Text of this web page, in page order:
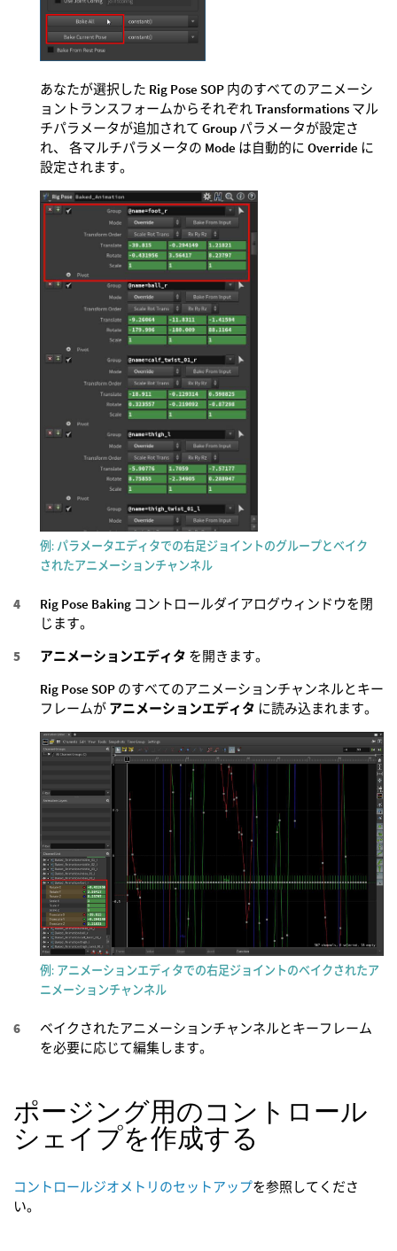
あなたが選択した Rig Pose SOP 内のすべてのアニメーシ
ョントランスフォームからそれぞれTransformations マル
チパラメータが追加されて Group パラメータが設定さ
れ、 各マルチパラメータの Mode は自動的に Override に
設定されます。
例: パラメータエディタでの右足ジョイントのグループとベイク
されたアニメーションチャンネル
Rig Pose Baking コントロールダイアログウィンドウを閉
じます。
アニメーションエディタ を開きます。
Rig Pose SOP のすべてのアニメーションチャンネルとキー
フレームが アニメーションエディタ に読み込まれます。
例: アニメーションエディタでの右足ジョイントのベイクされたア
ニメーションチャンネル
ベイクされたアニメーションチャンネルとキーフレーム
を必要に応じて編集します。
ポージング用のコントロール
シェイプを作成する
コントロールジオメトリのセットアップを参照してくださ
い。